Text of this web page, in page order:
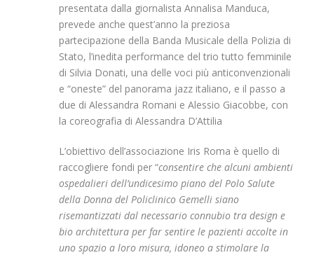
presentata dalla giornalista Annalisa Manduca,
prevede anche quest’anno la preziosa
partecipazione della Banda Musicale della Polizia di
Stato, l’inedita performance del trio tutto femminile
di Silvia Donati, una delle voci più anticonvenzionali
e “oneste” del panorama jazz italiano, e il passo a
due di Alessandra Romani e Alessio Giacobbe, con
la coreografia di Alessandra D’Attilia
L’obiettivo dell’associazione Iris Roma è quello di
raccogliere fondi per “consentire che alcuni ambienti
ospedalieri dell’undicesimo piano del Polo Salute
della Donna del Policlinico Gemelli siano
risemantizzati dal necessario connubio tra design e
bio architettura per far sentire le pazienti accolte in
uno spazio a loro misura, idoneo a stimolare la